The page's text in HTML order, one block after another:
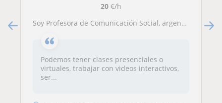
20€/h
Soy Profesora de Comunicación Social, argentina radicada en Barcelona, España. Me apasiona la educación y tengo algunos días libres en la semana para poder ayudar a otros a aprender este hermoso idioma
Podemos tener clases presenciales o
virtuales, trabajar con videos interactivos,
ser...